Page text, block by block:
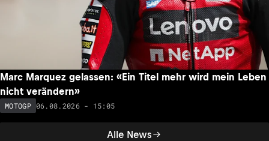
Alle News
Marc Marquez gelassen: «Ein Titel mehr wird mein Leben
nicht verändern»
MOTOGP 06.08.2026 - 15:05